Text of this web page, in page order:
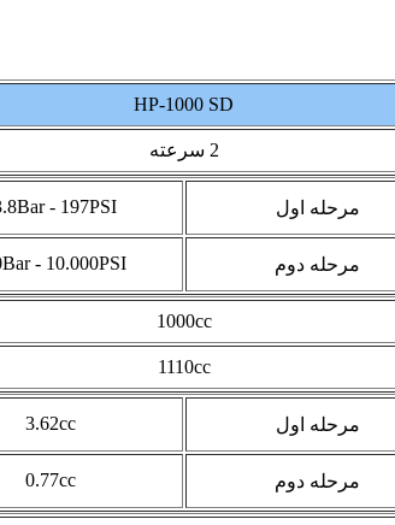
HP-1000 SD
2 سرعته
مرحله اول - 197PSI
مرحله دوم - 10.000PSI
1000cc
1110cc
مرحله اول 3.62cc
مرحله دوم 0.77cc